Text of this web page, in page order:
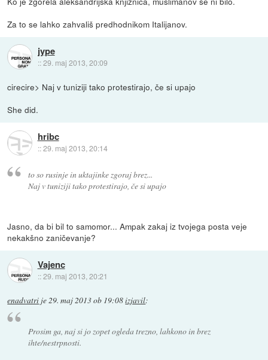
Za to se lahko zahvališ predhodnikom Italijanov.
jype
::29. maj 2013, 20:09
cirecire> Naj v tuniziji tako protestirajo, če si upajo
She did.
hribc
::29. maj 2013, 20:14
to so rusinje in uktajinke zgoraj brez...
Naj v tuniziji tako protestirajo, če si upajo
Jasno, da bi bil to samomor... Ampak zakaj iz tvojega posta veje
nekakšno zaničevanje?
Vajenc
::29. maj 2013, 20:21
enadvatri je29. maj 2013 ob 19:08izjavil:
Prosim ga, naj si jo zopet ogleda trezno, lahkono in brez
ihte/nestrpnosti.